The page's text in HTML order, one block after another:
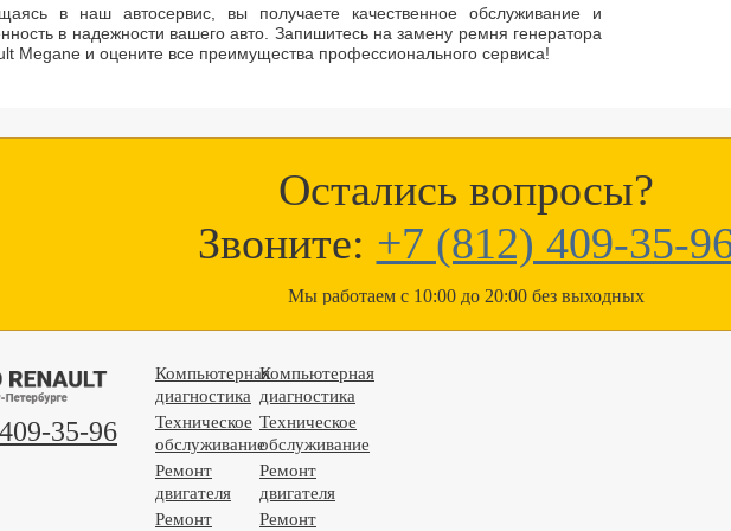
в наш автосервис, вы получаете качественное обслуживание и
в надежности вашего авто. Запишитесь на замену ремня генератора
Megane и оцените все преимущества профессионального сервиса!
Остались вопросы?
Звоните: +7 (812) 409-35-
Мы работаем с 10:00 до 20:00 без выходных
35-96
Компьютерная
диагностика
Техническое
обслуживание
Ремонт
двигателя
Ремонт
Компьютерная
диагностика
Техническое
обслуживание
Ремонт
двигателя
Ремонт